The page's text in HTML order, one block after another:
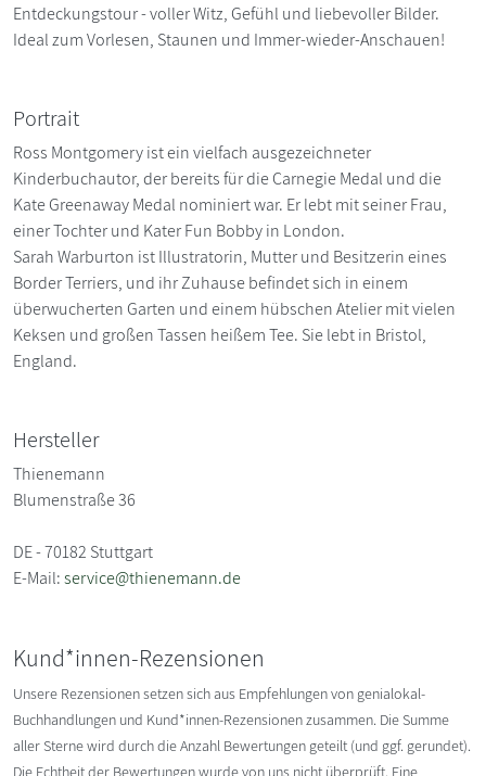
Entdeckungstour - voller Witz, Gefühl und liebevoller Bilder.
Ideal zum Vorlesen, Staunen und Immer-wieder-Anschauen!
Portrait
Ross Montgomery ist ein vielfach ausgezeichneter
Kinderbuchautor, der bereits für die Carnegie Medal und die
Kate Greenaway Medal nominiert war. Er lebt mit seiner Frau,
einer Tochter und Kater Fun Bobby in London.
Sarah Warburton ist Illustratorin, Mutter und Besitzerin eines
Border Terriers, und ihr Zuhause befindet sich in einem
überwucherten Garten und einem hübschen Atelier mit vielen
Keksen und großen Tassen heißem Tee. Sie lebt in Bristol,
England.
Hersteller
Thienemann
Blumenstraße 36
DE - 70182 Stuttgart
E-Mail:service@thienemann.de
Kund*innen-Rezensionen
Unsere Rezensionen setzen sich aus Empfehlungen von genialokal-
Buchhandlungen und Kund*innen-Rezensionen zusammen. Die Summe
aller Sterne wird durch die Anzahl Bewertungen geteilt (und ggf. gerundet).
Die Echtheit der Bewertungen wurde von uns nicht überprüft. Eine